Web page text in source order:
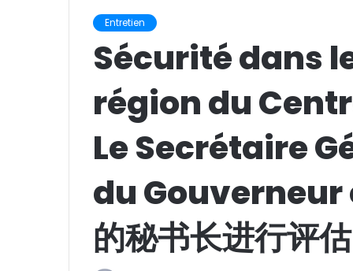
Entretien
Sécurité dans
région du
Le Secrétaire
du Gouverneur
的秘书长进行评估